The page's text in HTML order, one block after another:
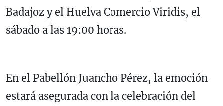
Badajoz y el Huelva Comercio Viridis, el
sábado a las 19:00 horas.
En el Pabellón Juancho Pérez, la emoción
estará asegurada con la celebración del